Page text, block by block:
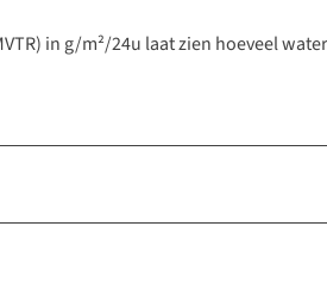
in g/m²/24u laat zien hoeveel